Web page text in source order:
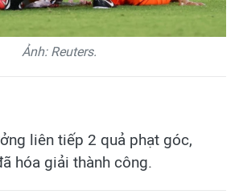
Ảnh: Reuters.
liên tiếp 2 quả phạt góc,
hóa giải thành công.